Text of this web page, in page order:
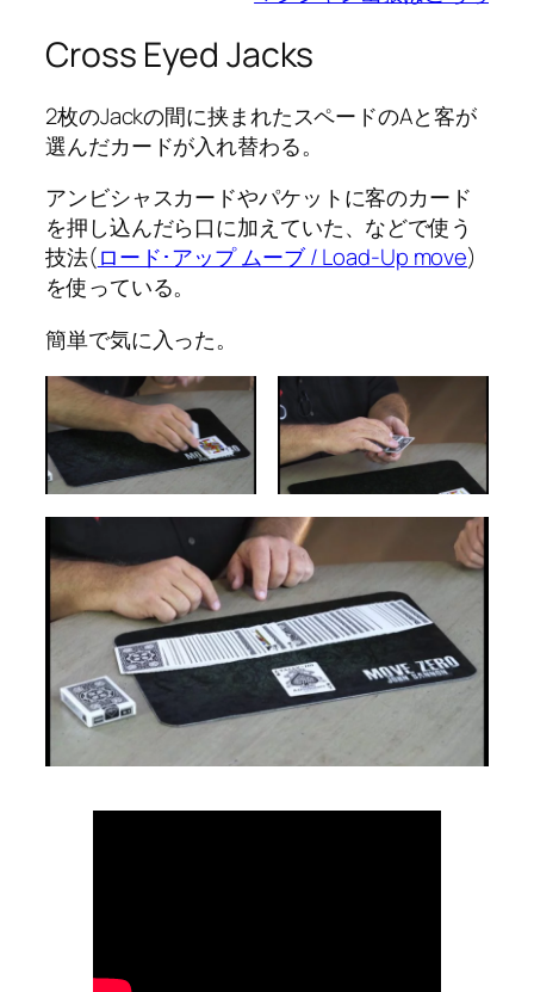
Cross Eyed Jacks
2枚のJackの間に挟まれたスペードのAと客が
選んだカードが入れ替わる。
アンビシャスカードやパケットに客のカード
を押し込んだら口に加えていた、などで使う
技法(ロード･アップ ムーブ / Load-Up move)
を使っている。
簡単で気に入った。